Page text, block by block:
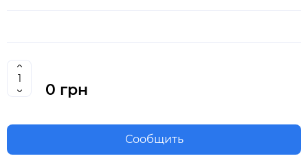
0 грн
Сообщить